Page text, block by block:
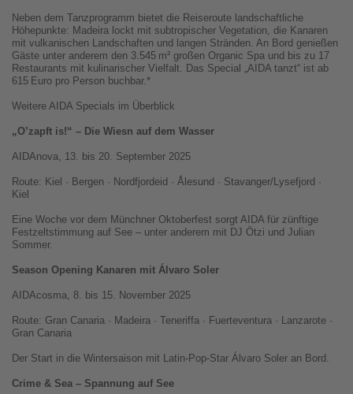
Neben dem Tanzprogramm bietet die Reiseroute landschaftliche
Höhepunkte: Madeira lockt mit subtropischer Vegetation, die Kanaren
mit vulkanischen Landschaften und langen Stränden. An Bord genießen
Gäste unter anderem den 3.545 m² großen Organic Spa und bis zu 17
Restaurants mit kulinarischer Vielfalt. Das Special „AIDA tanzt“ ist ab
615 Euro pro Person buchbar.*
Weitere AIDA Specials im Überblick
„O’zapft is!“ – Die Wiesn auf dem Wasser
AIDAnova, 13. bis 20. September 2025
Route: Kiel · Bergen · Nordfjordeid · Ålesund · Stavanger/Lysefjord ·
Kiel
Eine Woche vor dem Münchner Oktoberfest sorgt AIDA für zünftige
Festzeltstimmung auf See – unter anderem mit DJ Ötzi und Julian
Sommer.
Season Opening Kanaren mit Álvaro Soler
AIDAcosma, 8. bis 15. November 2025
Route: Gran Canaria · Madeira · Teneriffa · Fuerteventura · Lanzarote ·
Gran Canaria
Der Start in die Wintersaison mit Latin-Pop-Star Álvaro Soler an Bord.
Crime & Sea – Spannung auf See